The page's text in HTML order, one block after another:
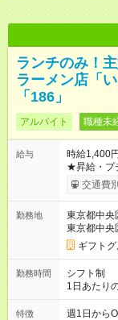
ランチのみ！
ラーメン店「
「186」
アルバイト 職種未
給与
時給1,400
★昇給・プチボ
用期間なし
交通費
勤務地
東京都中央
東京都中央
ギフト
勤務時間
シフト制
1日あたり
（実働4時間） ★週1日～勤務OK！ ★土日の
OK！ ★シ
特徴 週1日から